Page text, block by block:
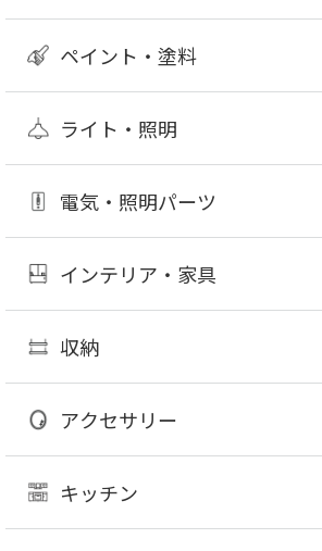
ペイント・塗料
ライト・照明
電気・照明パーツ
インテリア・家具
収納
アクセサリー
キッチン